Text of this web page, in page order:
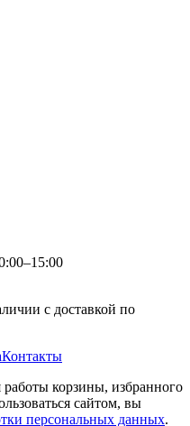
с доставкой по
Контакты
корзины, избранного
сайтом, вы
персональных данных.